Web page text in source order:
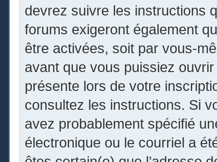
devrez suivre les instructions
forums exigeront également
être activées, soit par vous-
avant que vous puissiez
présente lors de votre
consultez les instructions. Si
avez probablement spécifié
électronique ou le courriel a